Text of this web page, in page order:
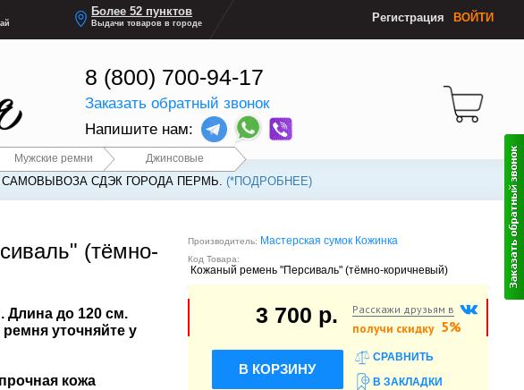
Более 52 пунктов
Выдачи товаров в городе Регистрация ВОЙТИ
8 (800) 700-94-17
Заказать обратный звонок
Напишите нам:
Мужские ремни Джинсовые
СДЭК ГОРОДА ПЕРМЬ. (*ПОДРОБНЕЕ)
(тёмно-
до 120 см.
уточняйте у
кожа
Производитель: Мастерская сумок Кожинка
Код Товара:
Кожаный ремень "Персиваль" (тёмно-коричневый)
3 700 р. Расскажи друзьям в
получи скидку 5%
В КОРЗИНУ
СРАВНИТЬ
В ЗАКЛАДКИ